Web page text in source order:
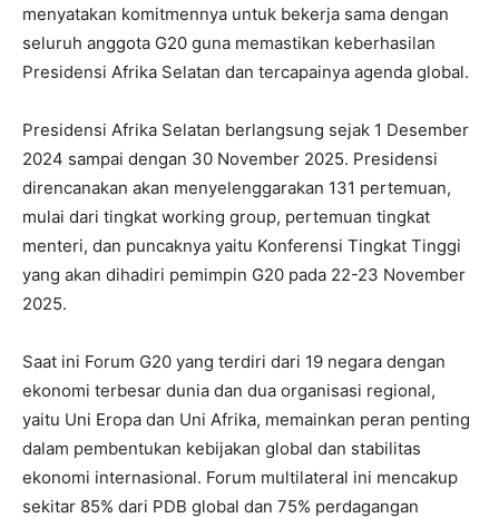
menyatakan komitmennya untuk bekerja sama dengan
seluruh anggota G20 guna memastikan keberhasilan
Presidensi Afrika Selatan dan tercapainya agenda global.
Presidensi Afrika Selatan berlangsung sejak 1 Desember
2024 sampai dengan 30 November 2025. Presidensi
direncanakan akan menyelenggarakan 131 pertemuan,
mulai dari tingkat working group, pertemuan tingkat
menteri, dan puncaknya yaitu Konferensi Tingkat Tinggi
yang akan dihadiri pemimpin G20 pada 22-23 November
2025.
Saat ini Forum G20 yang terdiri dari 19 negara dengan
ekonomi terbesar dunia dan dua organisasi regional,
yaitu Uni Eropa dan Uni Afrika, memainkan peran penting
dalam pembentukan kebijakan global dan stabilitas
ekonomi internasional. Forum multilateral ini mencakup
sekitar 85% dari PDB global dan 75% perdagangan